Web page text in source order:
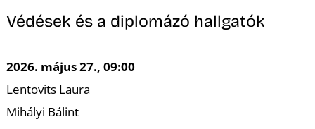
Védések és a diplomázó hallgatók
2026. május 27., 09:00
Lentovits Laura
Mihályi Bálint